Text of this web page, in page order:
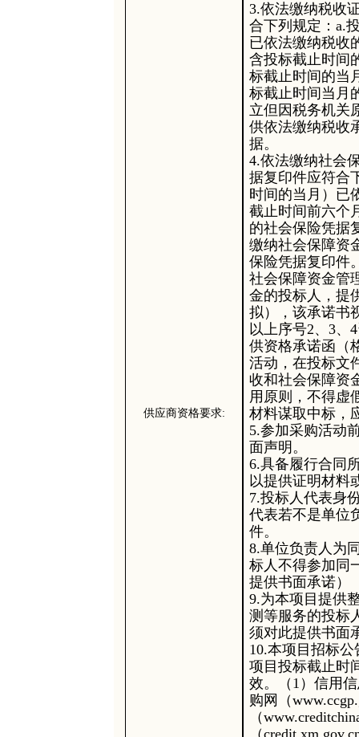
供应商资格要求:
3.依法缴纳税收
合下列规定：a.
已依法缴纳税收
含投标截止时间
标截止时间的当
标截止时间当月
立但因税务机关
供依法缴纳税收
据。
4.依法缴纳社会
据复印件应符合
时间的当月）已
截止时间前六个
的社会保险凭据
缴纳社会保障资
保险凭据复印件
社会保障资金管
金的投标人，提
拟），该承诺书
以上序号2、3、
供资格承诺函（
活动，在投标文
收和社会保障资
用原则，不得虚
材料谋取中标，
5.参加采购活动
面声明。
6.具备履行合同
以提供证明材料
7.投标人代表身
代表若不是单位
件。
8.单位负责人为
标人不得参加同
提供书面承诺）
9.为本项目提供
测等服务的投标
须对此提供书面
10.本项目招标
项目投标截止时
效。（1）信用
购网（
（
（